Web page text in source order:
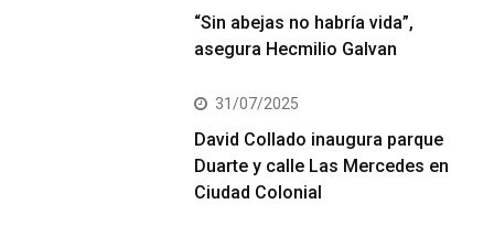
“Sin abejas no habría vida”,
asegura Hecmilio Galvan
31/07/2025
David Collado inaugura parque
Duarte y calle Las Mercedes en
Ciudad Colonial